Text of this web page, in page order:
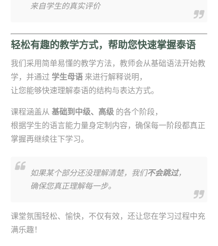
来自学生的真实评价
轻松有趣的教学方式，帮助您快速掌握泰语
我们采用简单易懂的教学方法，教师会从基础语法开始教
学，并通过 学生母语 来进行解释说明，
让您能够快速理解泰语的结构与表达方式。
课程涵盖从基础到中级、高级 的各个阶段，
根据学生的语言能力量身定制内容，确保每一阶段都真正
掌握再继续往下学习。
如果某个部分还没理解清楚，我们不会跳过，
确保您真正理解每一步。
课堂氛围轻松、愉快，不仅有效，还让您在学习过程中充
满乐趣！